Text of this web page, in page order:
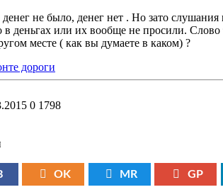
денег не было, денег нет . Но зато
в деньгах или их вообще не просили.
месте ( как вы думаете в каком) ?
0 1798
OK MR GP